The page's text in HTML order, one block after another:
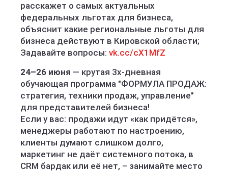
расскажет о самых актуальных
федеральных льготах для бизнеса,
объяснит какие региональные льготы для
бизнеса действуют в Кировской области;
Задавайте вопросы: vk.cc/cX1MfZ
24–26 июня — крутая 3х-дневная
обучающая программа "ФОРМУЛА ПРОДАЖ:
стратегия, техники продаж, управление"
для представителей бизнеса!
Если у вас: продажи идут «как придётся»,
менеджеры работают по настроению,
клиенты думают слишком долго,
маркетинг не даёт системного потока, в
CRM бардак или её нет, – занимайте место